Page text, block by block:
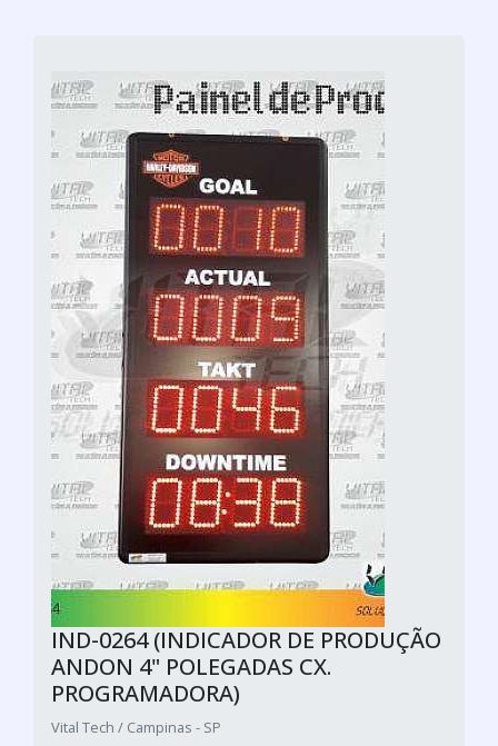
IND-0264 (INDICADOR DE PRODUÇÃO
ANDON 4" POLEGADAS CX.
PROGRAMADORA)
Vital Tech / Campinas - SP